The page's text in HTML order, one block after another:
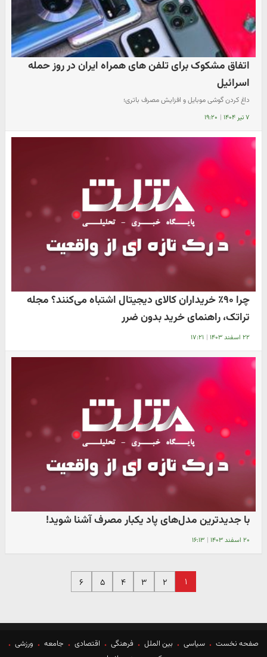
اتفاق مشکوک برای تلفن های همراه ایران در روز حمله
اسرائیل
داغ کردن گوشی موبایل و افزایش مصرف باتری؛
۷ تیر ۱۴۰۴ | ۱۹:۲۰
چرا ۹۰٪ خریداران کالای دیجیتال اشتباه می‌کنند؟ مجله
تراتک، راهنمای خرید بدون ضرر
۲۲ اسفند ۱۴۰۳ | ۱۷:۲۱
با جدیدترین مدل‌های پاد یکبار مصرف آشنا شوید!
۲۰ اسفند ۱۴۰۳ | ۱۶:۱۳
۱ ۲ ۳ ۴ ۵ ۶
صفحه نخست سیاسی بین الملل فرهنگی اقتصادی جامعه
ورزشی